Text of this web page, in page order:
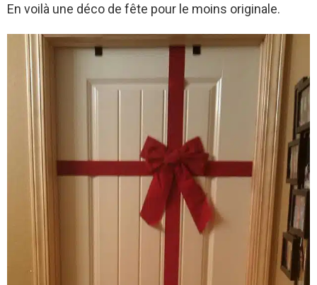
En voilà une déco de fête pour le moins originale.